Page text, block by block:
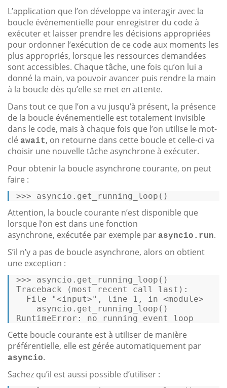
L’application que l’on développe va interagir avec la
boucle événementielle pour enregistrer du code à
exécuter et laisser prendre les décisions appropriées
pour ordonner l’exécution de ce code aux moments les
plus appropriés, lorsque les ressources demandées
sont accessibles. Chaque tâche, une fois qu’on lui a
donné la main, va pouvoir avancer puis rendre la main
à la boucle dès qu’elle se met en attente.
Dans tout ce que l’on a vu jusqu’à présent, la présence
de la boucle événementielle est totalement invisible
dans le code, mais à chaque fois que l’on utilise le mot-
clé await, on retourne dans cette boucle et celle-ci va
choisir une nouvelle tâche asynchrone à exécuter.
Pour obtenir la boucle asynchrone courante, on peut
faire :
>>> asyncio.get_running_loop()
Attention, la boucle courante n’est disponible que
lorsque l’on est dans une fonction
asynchrone, exécutée par exemple par asyncio.run.
S’il n’y a pas de boucle asynchrone, alors on obtient
une exception :
>>> asyncio.get_running_loop()
Traceback (most recent call
last):
File
"<input>" , line 1 , in <module>
RuntimeError:
no running event loop
Cette boucle courante est à utiliser de manière
préférentielle, elle est gérée automatiquement par
asyncio.
Sachez qu’il est aussi possible d’utiliser :